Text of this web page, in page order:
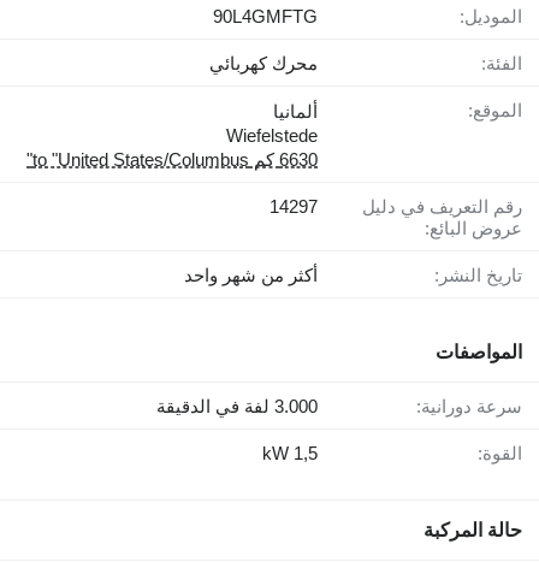
الموديل: 90L4GMFTG
الفئة: محرك كهربائي
الموقع:
ألمانيا
Wiefelstede
6630 كم to "United States/Columbus"
رقم التعريف في دليل
عروض البائع:
14297
تاريخ النشر: أكثر من شهر واحد
المواصفات
سرعة دورانية: 3.000 لفة في الدقيقة
القوة: 1,5 kW
حالة المركبة